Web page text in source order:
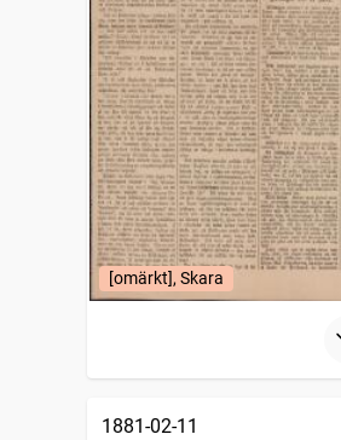
[omärkt], Skara
1881-02-11